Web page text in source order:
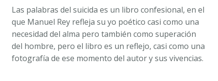
Las palabras del suicida es un libro confesional, en el
que Manuel Rey refleja su yo poético casi como una
necesidad del alma pero también como superación
del hombre, pero el libro es un reflejo, casi como una
fotografía de ese momento del autor y sus vivencias.